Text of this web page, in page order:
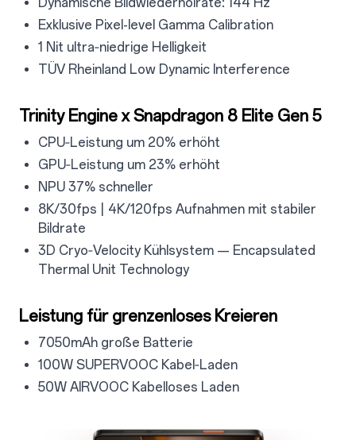
4.14
Exklusive Pixel-level Gamma Calibration
4.15
1 Nit ultra‑niedrige Helligkeit
4.1.6
TÜV Rheinland Low Dynamic Interference
4.2
Trinity Engine x Snapdragon 8 Elite Gen 5
4.2.1
CPU‑Leistung um 20% erhöht
4.2.2
GPU‑Leistung um 23% erhöht
4.2.3
NPU 37% schneller
4.2.4
8K/30fps | 4K/120fps Aufnahmen mit stabiler
Bildrate
4.2.5
3D Cryo‑Velocity Kühlsystem — Encapsulated
Thermal Unit Technology
4.3
Leistung für grenzenloses Kreieren
4.3.1
7050mAh große Batterie
4.3.2
100W SUPERVOOC Kabel‑Laden
4.3.3
50W AIRVOOC Kabelloses Laden